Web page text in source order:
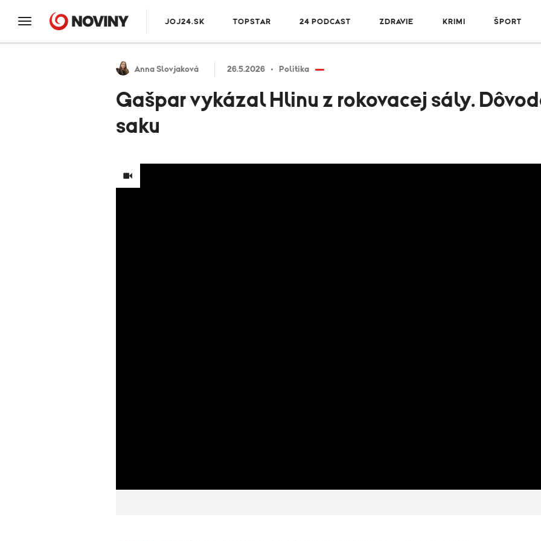
JOJ24.SK TOPSTAR 24 PODCAST ZDRAVIE KRIMI ŠPORT
Anna Slovjaková 26.5.2026 Politika
Gašpar vykázal Hlinu z rokovacej sály.
saku